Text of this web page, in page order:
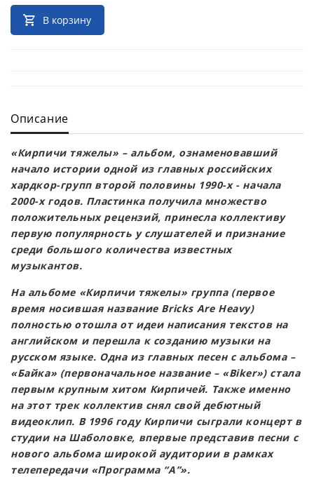
В корзину
Описание
«Кирпичи тяжелы» – альбом, ознаменовавший
начало истории одной из главных российских
хардкор-групп второй половины 1990-х - начала
2000-х годов. Пластинка получила множество
положительных рецензий, принесла коллективу
первую популярность у слушателей и признание
среди большого количества известных
музыкантов.
На альбоме «Кирпичи тяжелы» группа (первое
время носившая название Bricks Are Heavy)
полностью отошла от идеи написания текстов на
английском и перешла к созданию музыки на
русском языке. Одна из главных песен с альбома –
«Байка» (первоначальное название – «Biker») стала
первым крупным хитом Кирпичей. Также именно
на этот трек коллектив снял свой дебютный
видеоклип. В 1996 году Кирпичи сыграли концерт в
студии на Шаболовке, впервые представив песни с
нового альбома широкой аудитории в рамках
телепередачи «Программа “А”».